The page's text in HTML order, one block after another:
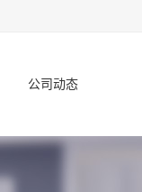
公司动态